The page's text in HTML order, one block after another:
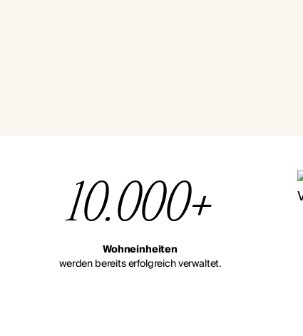
10.000+
Wohneinheiten
werden bereits erfolgreich verwaltet.